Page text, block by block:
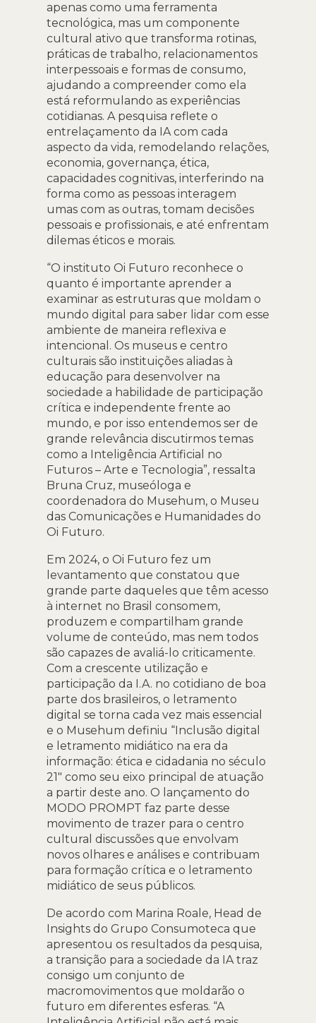
apenas como uma ferramenta
tecnológica, mas um componente
cultural ativo que transforma rotinas,
práticas de trabalho, relacionamentos
interpessoais e formas de consumo,
ajudando a compreender como ela
está reformulando as experiências
cotidianas. A pesquisa reflete o
entrelaçamento da IA com cada
aspecto da vida, remodelando relações,
economia, governança, ética,
capacidades cognitivas, interferindo na
forma como as pessoas interagem
umas com as outras, tomam decisões
pessoais e profissionais, e até enfrentam
dilemas éticos e morais.
“O instituto Oi Futuro reconhece o
quanto é importante aprender a
examinar as estruturas que moldam o
mundo digital para saber lidar com esse
ambiente de maneira reflexiva e
intencional. Os museus e centro
culturais são instituições aliadas à
educação para desenvolver na
sociedade a habilidade de participação
crítica e independente frente ao
mundo, e por isso entendemos ser de
grande relevância discutirmos temas
como a Inteligência Artificial no
Futuros – Arte e Tecnologia”, ressalta
Bruna Cruz, museóloga e
coordenadora do Musehum, o Museu
das Comunicações e Humanidades do
Oi Futuro.
Em 2024, o Oi Futuro fez um
levantamento que constatou que
grande parte daqueles que têm acesso
à internet no Brasil consomem,
produzem e compartilham grande
volume de conteúdo, mas nem todos
são capazes de avaliá-lo criticamente.
Com a crescente utilização e
participação da I.A. no cotidiano de boa
parte dos brasileiros, o letramento
digital se torna cada vez mais essencial
e o Musehum definiu “Inclusão digital
e letramento midiático na era da
informação: ética e cidadania no século
21″ como seu eixo principal de atuação
a partir deste ano. O lançamento do
MODO PROMPT faz parte desse
movimento de trazer para o centro
cultural discussões que envolvam
novos olhares e análises e contribuam
para formação crítica e o letramento
midiático de seus públicos.
De acordo com Marina Roale, Head de
Insights do Grupo Consumoteca que
apresentou os resultados da pesquisa,
a transição para a sociedade da IA traz
consigo um conjunto de
macromovimentos que moldarão o
futuro em diferentes esferas. “A